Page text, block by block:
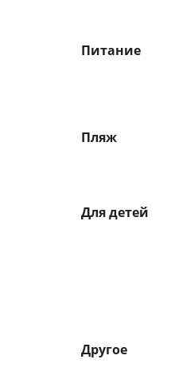
Питание
Пляж
Для детей
Другое